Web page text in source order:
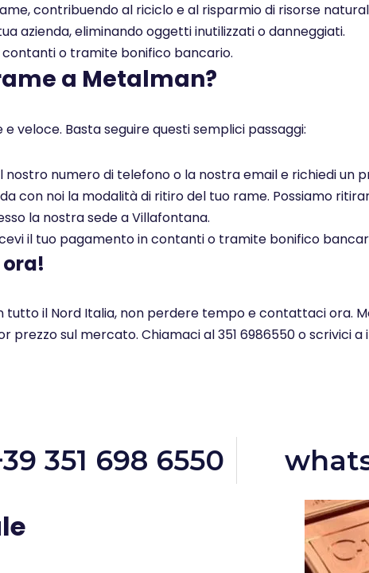
contribuendo al riciclo e al risparmio di risorse
azienda, eliminando oggetti inutilizzati o danneggiati.
o tramite bonifico bancario.
a Metalman?
veloce. Basta seguire questi semplici passaggi:
numero di telefono o la nostra email e richiedi un
con noi la modalità di ritiro del tuo rame. Possiamo
la nostra sede a Villafontana.
il tuo pagamento in contanti o tramite bonifico
tutto il Nord Italia, non perdere tempo e contattaci ora.
prezzo sul mercato. Chiamaci al 351 6986550 o scrivici
351 698 6550